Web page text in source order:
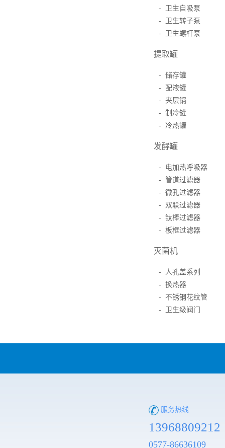
- 卫生自吸泵
- 卫生转子泵
- 卫生螺杆泵
提取罐
- 储存罐
- 配液罐
- 夹层锅
- 制冷罐
- 冷热罐
发酵罐
- 电加热呼吸器
- 管道过滤器
- 微孔过滤器
- 双联过滤器
- 钛棒过滤器
- 板框过滤器
灭菌机
- 人孔盖系列
- 换热器
- 不锈钢花纹管
- 卫生级阀门
服务热线
13968809212
0577-86636109